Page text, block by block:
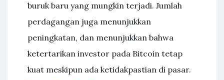
buruk baru yang mungkin terjadi. Jumlah
perdagangan juga menunjukkan
peningkatan, dan menunjukkan bahwa
ketertarikan investor pada Bitcoin tetap
kuat meskipun ada ketidakpastian di pasar.